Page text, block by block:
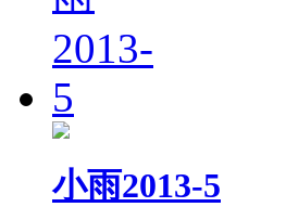
小雨2013-5